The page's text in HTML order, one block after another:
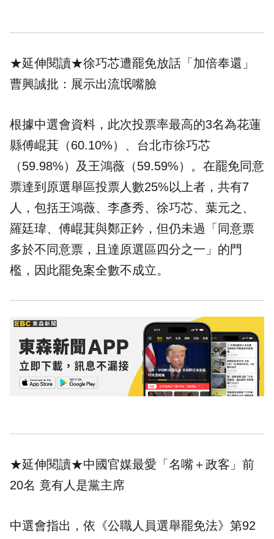
★延伸閱讀★徐巧芯遭罷免放話「加倍奉還」
曹興誠批：展示出流氓嘴臉
根據中選會資料，此次投票率最高的3名為花蓮
縣傅崐萁（60.10%）、台北市徐巧芯
（59.98%）及王鴻薇（59.59%）。在罷免同意
票達到原選舉區投票人數25%以上者，共有7
人，包括王鴻薇、李彥秀、徐巧芯、葉元之、
羅廷瑋、傅崐萁與鄭正鈐，但仍未過「同意票
多於不同意票，且達原選區四分之一」的門
檻，因此罷免案全數不成立。
★延伸閱讀★中國官媒最愛「名嘴＋政客」前
20名 竟有人是黨主席
中選會指出，依《公職人員選舉罷免法》第92